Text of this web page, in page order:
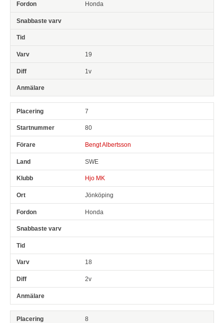
Honda
19
1v
7
80
Bengt Albertsson
SWE
Hjo MK
Jönköping
Honda
18
2v
8